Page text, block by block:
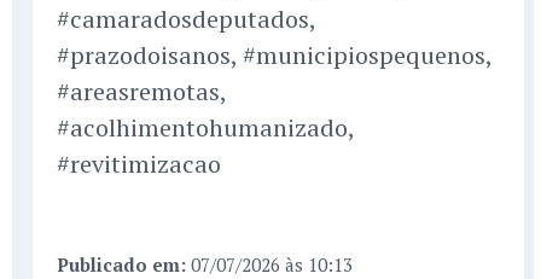
#camaradosdeputados,
#prazodoisanos, #municipiospequenos,
#areasremotas,
#acolhimentohumanizado,
#revitimizacao
Publicado em: 07/07/2026 às 10:13